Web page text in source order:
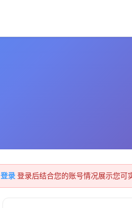
登录登录后结合您的账号情况展示您可